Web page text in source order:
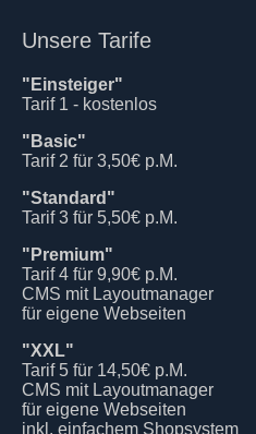
Unsere Tarife
"Einsteiger"
Tarif 1 - kostenlos
"Basic"
Tarif 2 für 3,50€ p.M.
"Standard"
Tarif 3 für 5,50€ p.M.
"Premium"
Tarif 4 für 9,90€ p.M.
CMS mit Layoutmanager
für eigene Webseiten
"XXL"
Tarif 5 für 14,50€ p.M.
CMS mit Layoutmanager
für eigene Webseiten
inkl. einfachem Shopsystem